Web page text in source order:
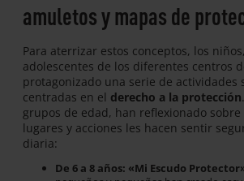
amuletos y mapas de
Para aterrizar estos conceptos, los
adolescentes de los diferentes centros
protagonizado una serie de actividades
centradas en el derecho a la protección
grupos de edad, han reflexionado sobre
lugares y acciones les hacen sentir
diaria:
De 6 a 8 años: «Mi Escudo